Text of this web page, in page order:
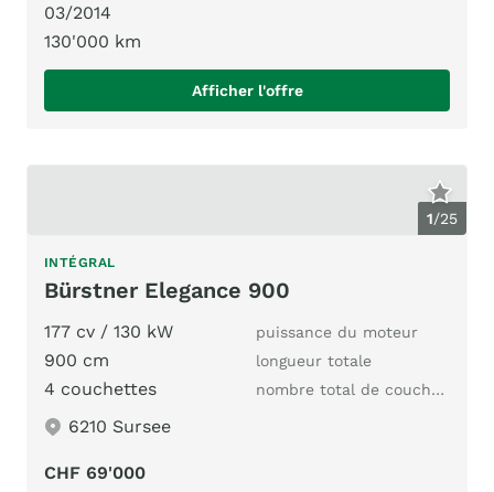
03/2014
130'000 km
Afficher l'offre
1/25
INTÉGRAL
Bürstner Elegance 900
177 cv / 130 kW puissance du moteur
900 cm longueur totale
4 couchettes nombre total de couchages
6210 Sursee
CHF 69'000